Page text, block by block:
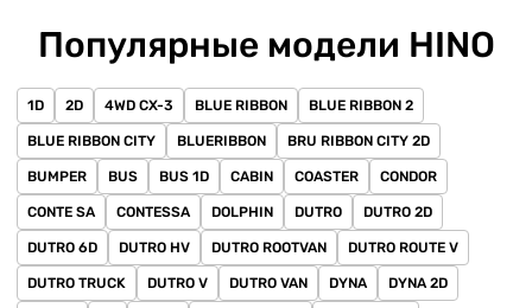
Популярные модели HINO
1D 2D 4WD CX-3 BLUE RIBBON BLUE RIBBON 2
BLUE RIBBON CITY BLUERIBBON BRU RIBBON CITY 2D
BUMPER BUS BUS 1D CABIN COASTER CONDOR
CONTE SA CONTESSA DOLPHIN DUTRO DUTRO 2D
DUTRO 6D DUTRO HV DUTRO ROOTVAN DUTRO ROUTE V
DUTRO TRUCK DUTRO V DUTRO VAN DYNA DYNA 2D